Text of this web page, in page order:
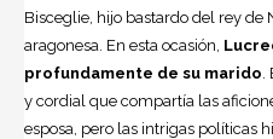
Bisceglie, hijo bastardo del rey de
aragonesa. En esta ocasión,
profundamente de su marido
y cordial que compartía las
esposa, pero las intrigas políticas